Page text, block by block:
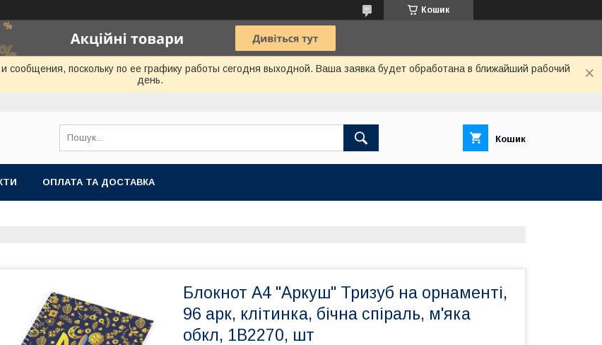
Кошик
сообщения, поскольку по ее графику работы сегодня выходной. Ваша заявка будет обработана в ближайший рабочий
день.
Кошик
ОПЛАТА ТА ДОСТАВКА
Блокнот А4 "Аркуш" Тризуб на орнаменті,
96 арк, клітинка, бічна спіраль, м'яка
обкл, 1В2270, шт